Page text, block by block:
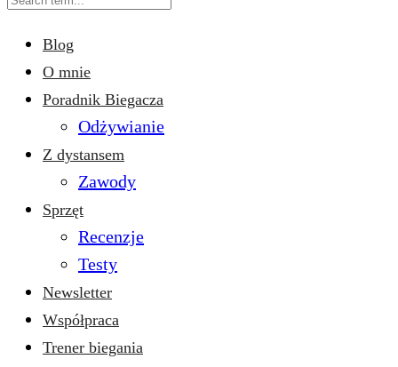
Blog
O mnie
Poradnik Biegacza
Odżywianie
Z dystansem
Zawody
Sprzęt
Recenzje
Testy
Newsletter
Współpraca
Trener biegania